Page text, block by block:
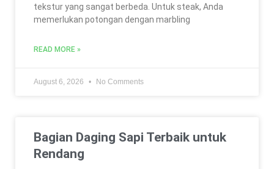
tekstur yang sangat berbeda. Untuk steak, Anda
memerlukan potongan dengan marbling
READ MORE »
August 6, 2026 No Comments
Bagian Daging Sapi Terbaik untuk
Rendang